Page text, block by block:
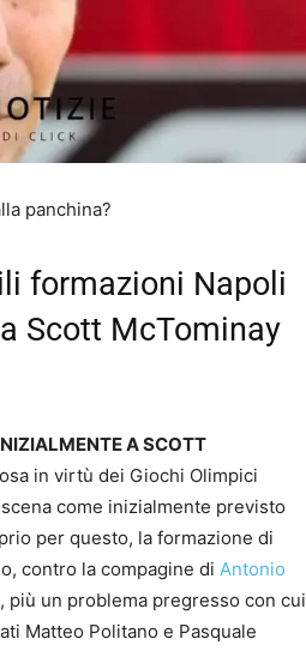
panchina?
formazioni Napoli
Scott McTominay
A SCOTT
in virtù dei Giochi Olimpici
come inizialmente previsto
per questo, la formazione di
contro la compagine di Antonio
più un problema pregresso con cui
Matteo Politano e Pasquale